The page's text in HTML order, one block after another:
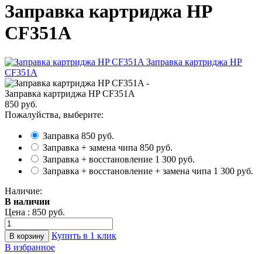
Заправка картриджа HP
CF351A
Заправка картриджа HP CF351A
850 руб.
Пожалуйства, выберите:
Заправка 850 руб.
Заправка + замена чипа 850 руб.
Заправка + восстановление 1 300 руб.
Заправка + восстановление + замена чипа 1 300 руб.
Наличие:
В наличии
Цена : 850 руб.
Купить в 1 клик
В избранное